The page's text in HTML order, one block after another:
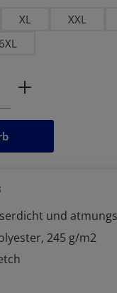
XL XXL
6XL
Gib den
und
245 g/m2